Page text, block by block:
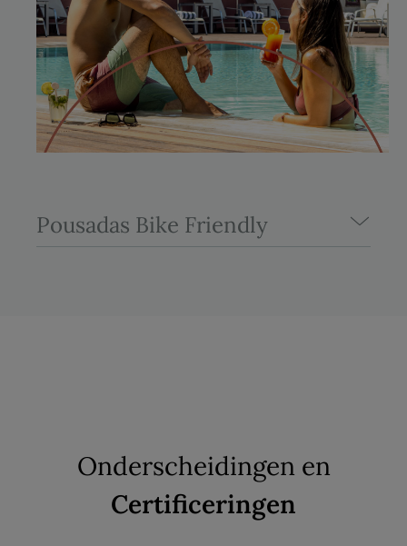
Pousadas Bike Friendly
Onderscheidingen en
Certificeringen